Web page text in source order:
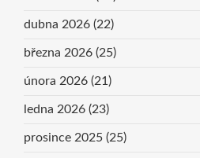
dubna 2026 (22)
března 2026 (25)
února 2026 (21)
ledna 2026 (23)
prosince 2025 (25)